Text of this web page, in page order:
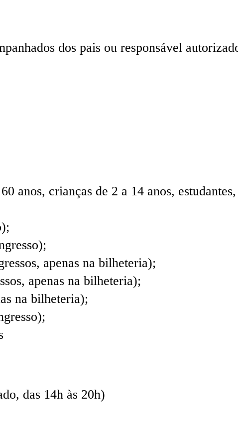
dos pais ou responsável
anos, crianças de 2 a 14 anos,
apenas na bilheteria);
apenas na bilheteria);
na bilheteria);
das 14h às 20h)